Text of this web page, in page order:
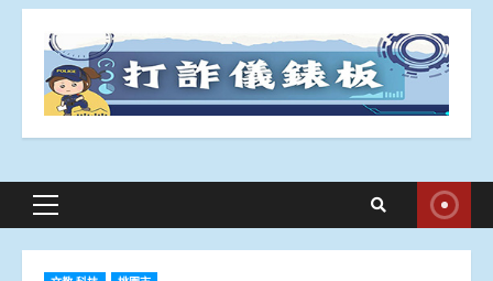
Primary